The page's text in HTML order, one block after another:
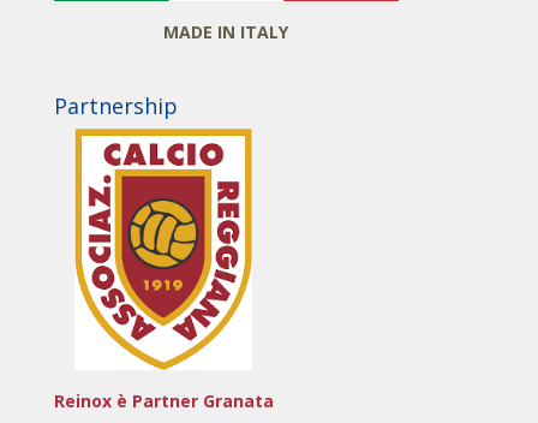
MADE IN ITALY
Partnership
Reinox è Partner Granata